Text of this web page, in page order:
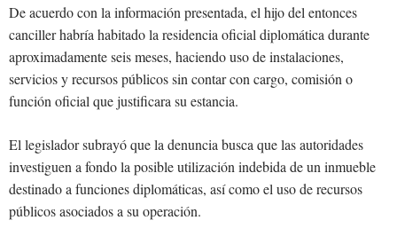
De acuerdo con la información presentada, el hijo del entonces
canciller habría habitado la residencia oficial diplomática durante
aproximadamente seis meses, haciendo uso de instalaciones,
servicios y recursos públicos sin contar con cargo, comisión o
función oficial que justificara su estancia.
El legislador subrayó que la denuncia busca que las autoridades
investiguen a fondo la posible utilización indebida de un inmueble
destinado a funciones diplomáticas, así como el uso de recursos
públicos asociados a su operación.